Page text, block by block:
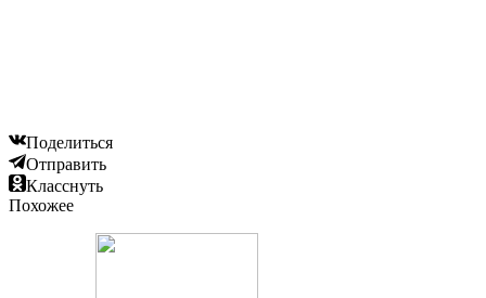
Поделиться
Отправить
Класснуть
Похожее